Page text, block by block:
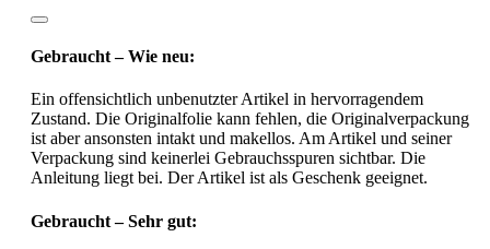
Gebraucht – Wie neu:
Ein offensichtlich unbenutzter Artikel in hervorragendem
Zustand. Die Originalfolie kann fehlen, die Originalverpackung
ist aber ansonsten intakt und makellos. Am Artikel und seiner
Verpackung sind keinerlei Gebrauchsspuren sichtbar. Die
Anleitung liegt bei. Der Artikel ist als Geschenk geeignet.
Gebraucht – Sehr gut: